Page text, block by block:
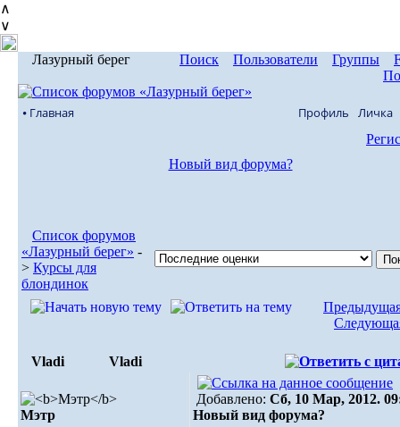
∧
∨
Лазурный берег Поиск Пользователи Группы
⦁ Главная Профиль Личка
Новый вид форума?
Список форумов
«Лазурный берег» -
> Курсы для
блондинок
Vladi Vladi
Мэтр
Добавлено: Сб, 10 Мар, 2012.
Новый вид форума?